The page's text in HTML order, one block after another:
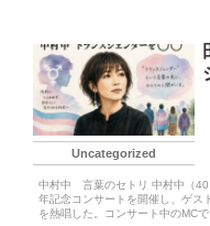
Uncategorized
中村中 言葉のセトリ 中村中（40
年記念コンサートを開催し、ゲス
を熱唱した。コンサート中のMC